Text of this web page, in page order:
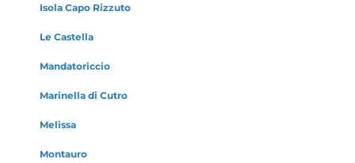
Isola Capo Rizzuto
Le Castella
Mandatoriccio
Marinella di Cutro
Melissa
Montauro